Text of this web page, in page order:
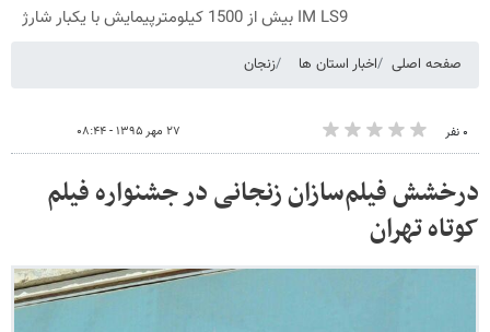
IM LS9 بیش از 1500 کیلومترپیمایش با یکبار شارژ
صفحه اصلی اخبار استان ها زنجان
۰ نفر ۲۷ مهر ۱۳۹۵ - ۰۸:۴۴
درخشش فیلم‌سازان زنجانی در جشنواره فیلم
کوتاه تهران